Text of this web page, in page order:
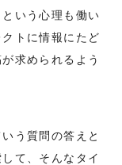
いう心理も働い
トに情報にたど
求められるよう
う質問の答えと
て、そんなタイ